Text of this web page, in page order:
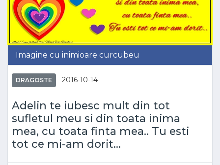
Imagine cu inimioare curcubeu
DRAGOSTE 2016-10-14
Adelin te iubesc mult din tot
sufletul meu si din toata inima
mea, cu toata finta mea.. Tu esti
tot ce mi-am dorit...